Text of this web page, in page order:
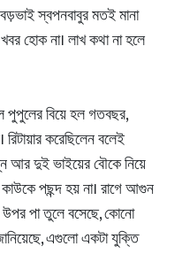
স্বপনবাবুর মতই মানা
হোক না। লাখ কথা না হলে
পুপুলের বিয়ে হল গতবছর,
করেছিলেন বলেই
আর দুই ভাইয়ের বৌকে নিয়ে
পছন্দ হয় না। রাগে আগুন
উপর পা তুলে বসেছে, কোনো
এগুলো একটা যুক্তি